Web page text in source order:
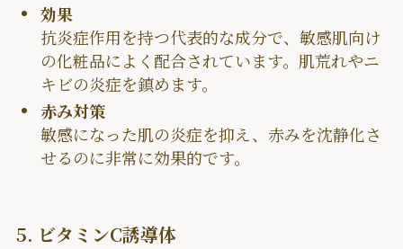
効果
抗炎症作用を持つ代表的な成分で、敏感肌向け
の化粧品によく配合されています。肌荒れやニ
キビの炎症を鎮めます。
赤み対策
敏感になった肌の炎症を抑え、赤みを沈静化さ
せるのに非常に効果的です。
5. ビタミンC誘導体